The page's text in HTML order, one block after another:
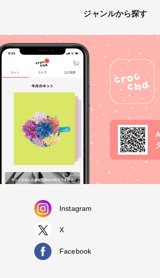
ジャンルから探す
Instagram
X
Facebook